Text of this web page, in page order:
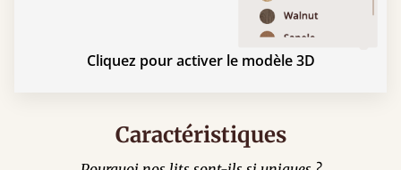
Cliquez pour activer le modèle 3D
Caractéristiques